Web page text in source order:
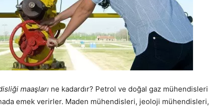
maaşları ne kadardır? Petrol ve doğal gaz mühendisleri
emek verirler. Maden mühendisleri, jeoloji mühendisleri,